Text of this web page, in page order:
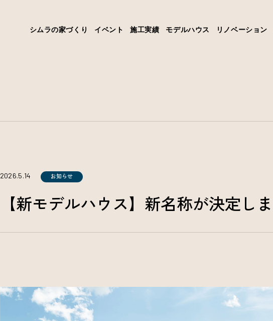
シムラの家づくり イベント 施工実績 モデルハウス リノベーション
2026.5.14 お知らせ
【新モデルハウス】新名称が決定し